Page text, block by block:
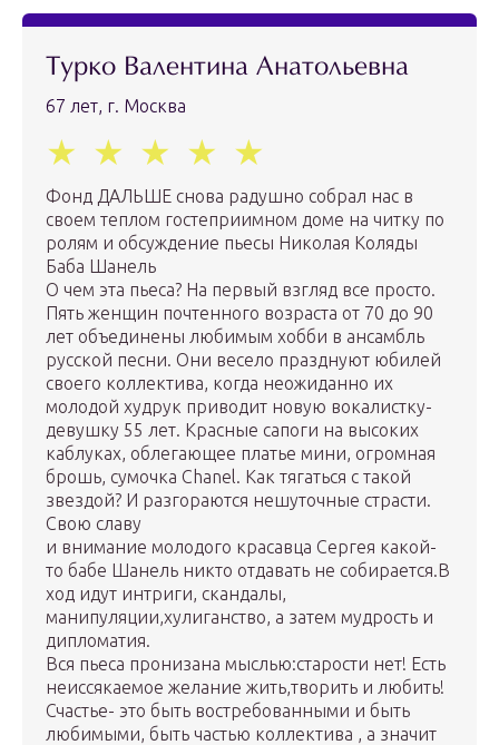
Турко Валентина Анатольевна
67 лет, г. Москва
Фонд ДАЛЬШЕ снова радушно собрал нас в
своем теплом гостеприимном доме на читку по
ролям и обсуждение пьесы Николая Коляды
Баба Шанель
О чем эта пьеса? На первый взгляд все просто.
Пять женщин почтенного возраста от 70 до 90
лет объединены любимым хобби в ансамбль
русской песни. Они весело празднуют юбилей
своего коллектива, когда неожиданно их
молодой худрук приводит новую вокалистку-
девушку 55 лет. Красные сапоги на высоких
каблуках, облегающее платье мини, огромная
брошь, сумочка Chanel. Как тягаться с такой
звездой? И разгораются нешуточные страсти.
Свою славу
и внимание молодого красавца Сергея какой-
то бабе Шанель никто отдавать не собирается.В
ход идут интриги, скандалы,
манипуляции,хулиганство, а затем мудрость и
дипломатия.
Вся пьеса пронизана мыслью:старости нет! Есть
неиссякаемое желание жить,творить и любить!
Счастье- это быть востребованными и быть
любимыми, быть частью коллектива , а значит